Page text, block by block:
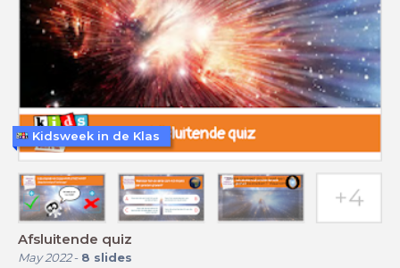
Afsluitende quiz
May 2022- 8 slides
Kidsweek in de Klas